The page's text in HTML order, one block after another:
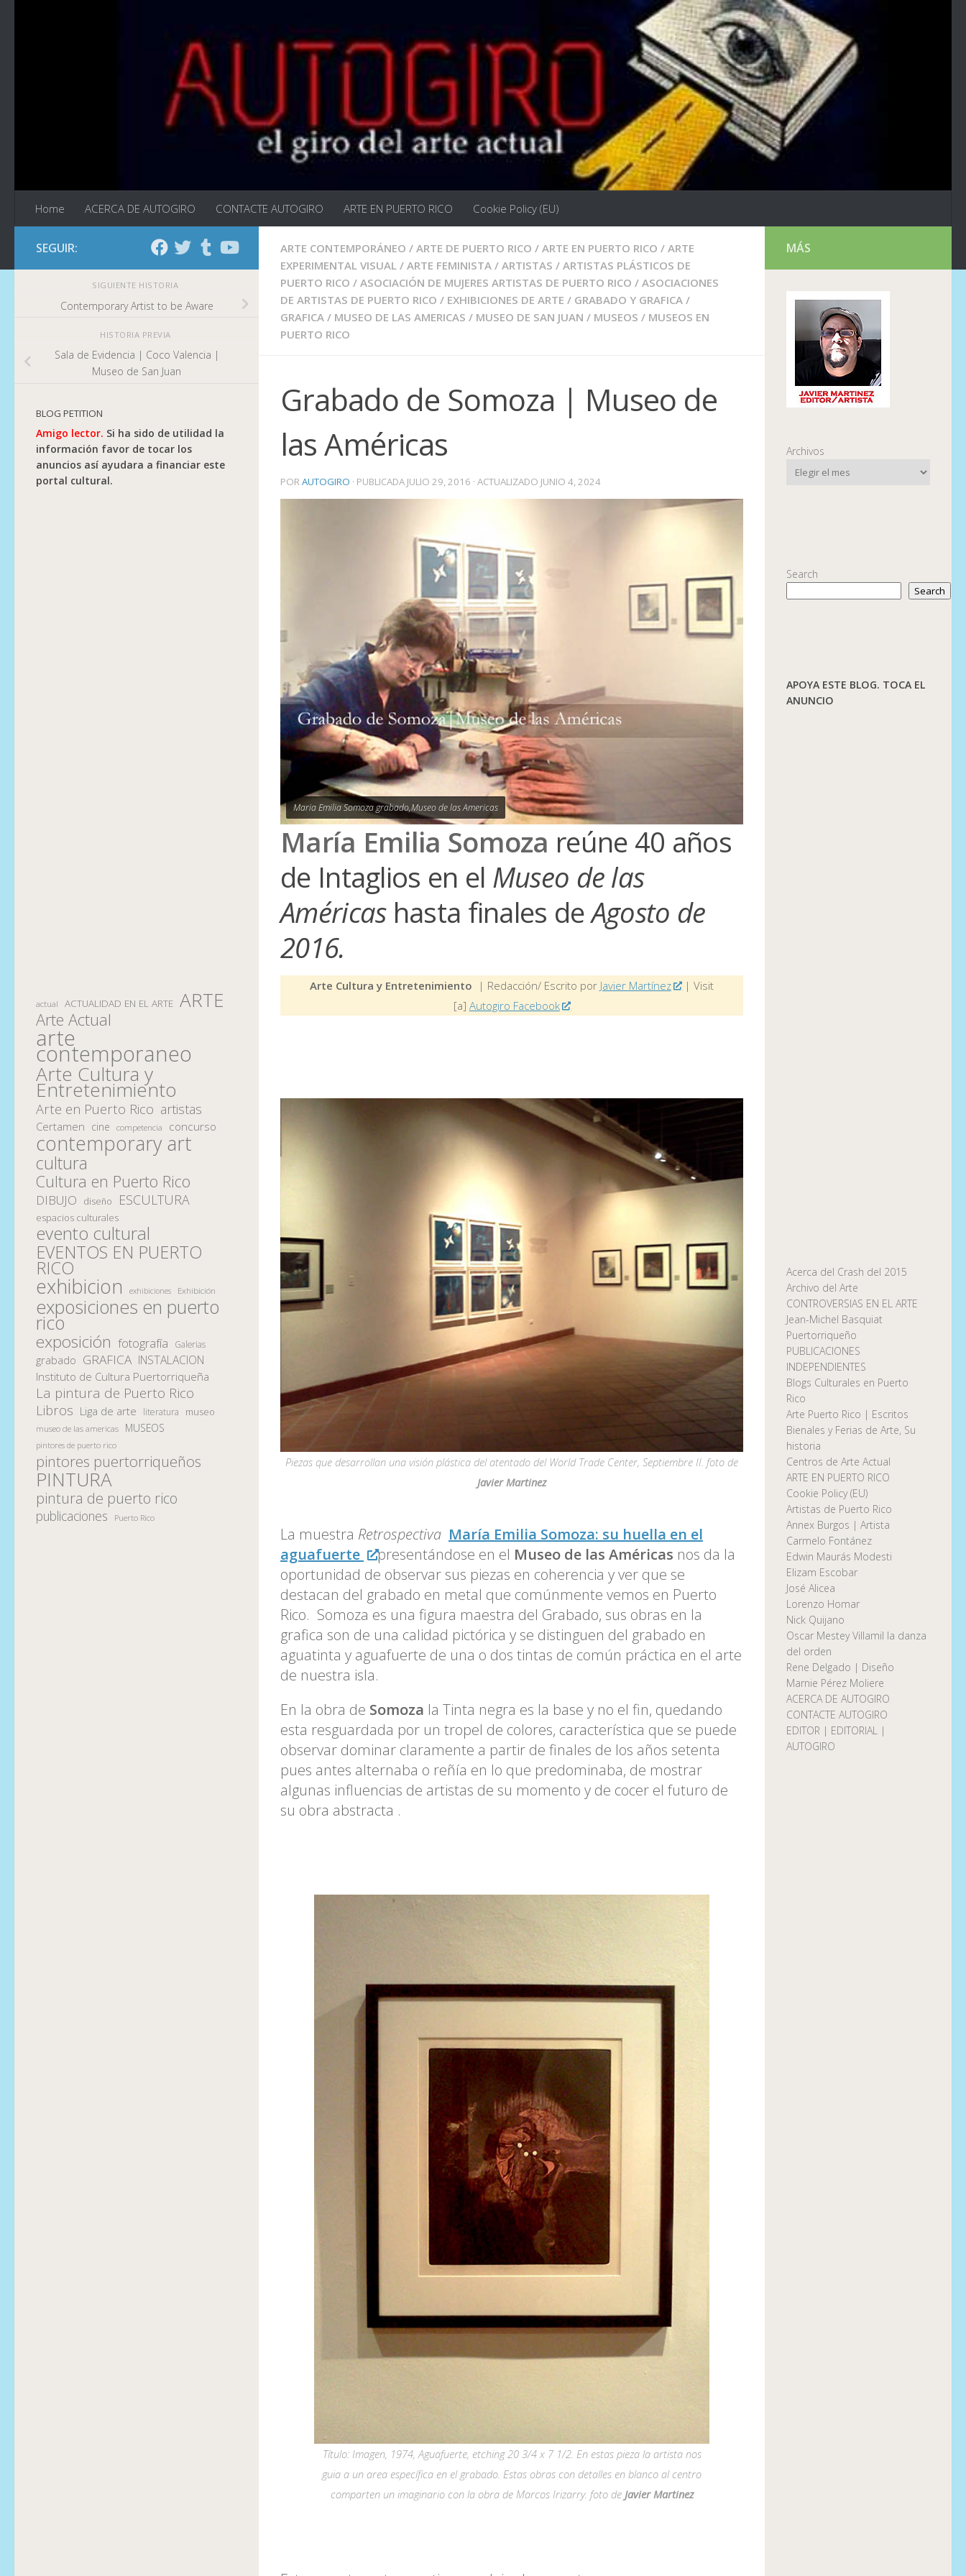
Home ACERCA DE AUTOGIRO CONTACTE AUTOGIRO ARTE EN PUERTO RICO Cookie Policy (EU)
ARTE CONTEMPORÁNEO / ARTE DE PUERTO RICO / ARTE EN PUERTO RICO / ARTE
EXPERIMENTAL VISUAL / ARTE FEMINISTA / ARTISTAS / ARTISTAS PLÁSTICOS DE
PUERTO RICO / ASOCIACIÓN DE MUJERES ARTISTAS DE PUERTO RICO / ASOCIACIONES
DE ARTISTAS DE PUERTO RICO / EXHIBICIONES DE ARTE / GRABADO Y GRAFICA /
GRAFICA / MUSEO DE LAS AMERICAS / MUSEO DE SAN JUAN / MUSEOS / MUSEOS EN
PUERTO RICO
Grabado de Somoza | Museo de
las Américas
PORAUTOGIRO · PUBLICADA JULIO 29, 2016 · ACTUALIZADO JUNIO 4, 2024
Maria Emilia Somoza grabado,Museo de las Americas
María Emilia Somoza reúne 40 años
de Intaglios en el Museo de las
Américashasta finales deAgosto de
2016.
Arte Cultura y Entretenimiento | Redacción/ Escrito por Javier Martínez
| Visit
[a] Autogiro Facebook
Piezas que desarrollan una visión plástica del atentado del World Trade Center, Septiembre II. foto de
Javier Martinez
La muestra Retrospectiva María Emilia Somoza: su huella en el
aguafuerte
presentándose en el Museo de las Américas nos da la
oportunidad de observar sus piezas en coherencia y ver que se
destacan del grabado en metal que comúnmente vemos en Puerto
Rico. Somoza es una figura maestra del Grabado, sus obras en la
grafica son de una calidad pictórica y se distinguen del grabado en
aguatinta y aguafuerte de una o dos tintas de común práctica en el arte
de nuestra isla.
En la obra de Somoza la Tinta negra es la base y no el fin, quedando
esta resguardada por un tropel de colores, característica que se puede
observar dominar claramente a partir de finales de los años setenta
pues antes alternaba o reñía en lo que predominaba, de mostrar
algunas influencias de artistas de su momento y de cocer el futuro de
su obra abstracta .
Título: Imagen, 1974, Aguafuerte, etching 20 3/4 x 7 1/2. En estas pieza la artista nos
guia a un area específica en el grabado. Estas obras con detalles en blanco al centro
comparten un imaginario con la obra de Marcos Irizarry. foto de Javier Martinez
SEGUIR:
SIGUIENTE HISTORIA
Contemporary Artist to be Aware
HISTORIA PREVIA
Sala de Evidencia | Coco Valencia |
Museo de San Juan
BLOG PETITION
Amigo lector. Si ha sido de utilidad la
información favor de tocar los
anuncios así ayudara a financiar este
portal cultural.
actual ACTUALIDAD EN EL ARTE ARTE
Arte Actual
arte
contemporaneo
Arte Cultura y
Entretenimiento
Arte en Puerto Rico artistas
Certamen cine competencia concurso
contemporary art
cultura
Cultura en Puerto Rico
DIBUJO diseño ESCULTURA
espacios culturales
evento cultural
EVENTOS EN PUERTO
RICO
exhibicion exhibiciones Exhibición
exposiciones en puerto
rico
exposición fotografía Galerias
grabado GRAFICA INSTALACION
Instituto de Cultura Puertorriqueña
La pintura de Puerto Rico
Libros Liga de arte literatura museo
museo de las americas MUSEOS
pintores de puerto rico
pintores puertorriqueños
PINTURA
pintura de puerto rico
publicaciones Puerto Rico
MÁS
Archivos
Search
Search
APOYA ESTE BLOG. TOCA EL
ANUNCIO
Acerca del Crash del 2015
Archivo del Arte
CONTROVERSIAS EN EL ARTE
Jean-Michel Basquiat
Puertorriqueño
PUBLICACIONES
INDEPENDIENTES
Blogs Culturales en Puerto
Rico
Arte Puerto Rico | Escritos
Bienales y Ferias de Arte, Su
historia
Centros de Arte Actual
ARTE EN PUERTO RICO
Cookie Policy (EU)
Artistas de Puerto Rico
Annex Burgos | Artista
Carmelo Fontánez
Edwin Maurás Modesti
Elizam Escobar
José Alicea
Lorenzo Homar
Nick Quijano
Oscar Mestey Villamil la danza
del orden
Rene Delgado | Diseño
Marnie Pérez Moliere
ACERCA DE AUTOGIRO
CONTACTE AUTOGIRO
EDITOR | EDITORIAL |
AUTOGIRO